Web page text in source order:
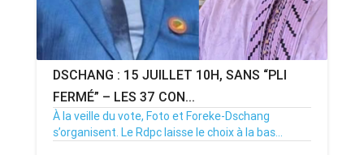
DSCHANG : 15 JUILLET 10H, SANS “PLI
FERMÉ” – LES 37 CON...
À la veille du vote, Foto et Foreke-Dschang
s’organisent. Le Rdpc laisse le choix à la bas...